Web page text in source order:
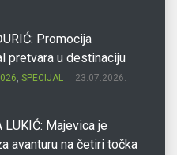
Promocija
pretvara u destinaciju
, SPECIJAL 23.07.2026.
LUKIĆ: Majevica je
avanturu na četiri točka